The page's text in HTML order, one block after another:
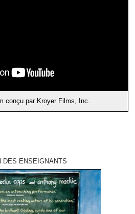
conçu par Kroyer Films, Inc.
DES ENSEIGNANTS